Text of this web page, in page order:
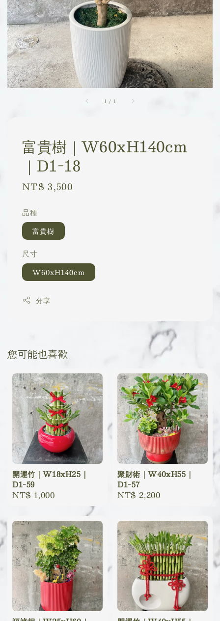
1 / 1
富貴樹｜W60xH140cm
｜D1-18
Regular
NT$ 3,500
品種
富貴樹
尺寸
W60xH140cm
分享
您可能也喜歡
開運竹｜W18xH25｜
D1-59
Regular
NT$ 1,000
聚財術｜W40xH55｜
D1-57
Regular
NT$ 2,200